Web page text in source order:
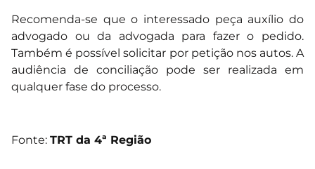
Recomenda-se que o interessado peça auxílio do
advogado ou da advogada para fazer o pedido.
Também é possível solicitar por petição nos autos. A
audiência de conciliação pode ser realizada em
qualquer fase do processo.
Fonte: TRT da 4ª Região